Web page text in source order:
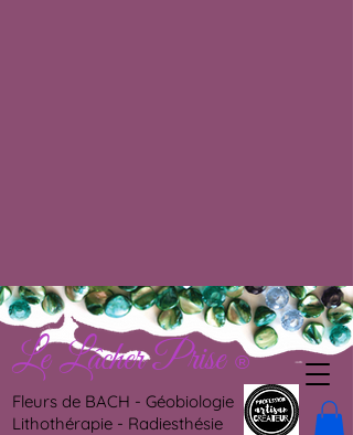
Le Lâcher Prise ®
Fleurs de BACH - Géobiologie
Lithothérapie - Radiesthésie